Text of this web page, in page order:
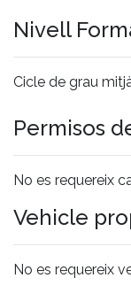
Nivell
Cicle de grau
Permisos
No es requereix
Vehicle
No es requereix